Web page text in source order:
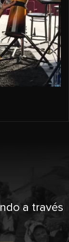
a través